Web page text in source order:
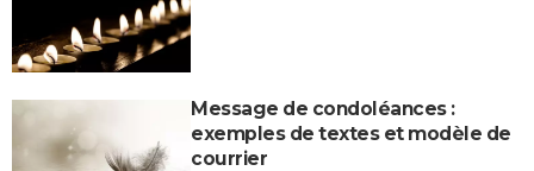
Message de condoléances :
exemples de textes et modèle de
courrier